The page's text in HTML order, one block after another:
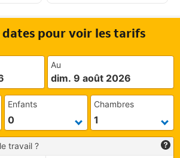
dates pour voir les tarifs
Au
dim. 9 août 2026
Enfants Chambres
travail ?